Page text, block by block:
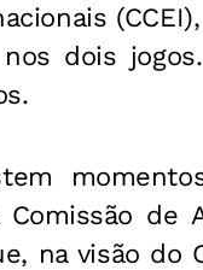
dois
de
na visão do